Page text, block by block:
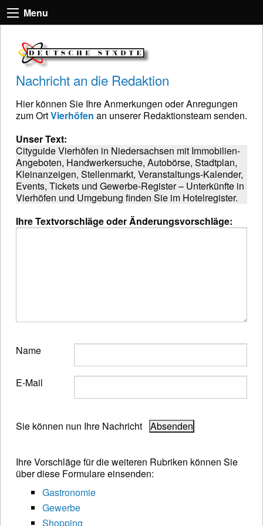
Menu
Nachricht an die Redaktion
Hier können Sie Ihre Anmerkungen oder Anregungen
zum OrtVierhöfen an unserer Redaktionsteam senden.
Unser Text:
Cityguide Vierhöfen in Niedersachsen mit Immobilien-
Angeboten, Handwerkersuche, Autobörse, Stadtplan,
Kleinanzeigen, Stellenmarkt, Veranstaltungs-Kalender,
Events, Tickets und Gewerbe-Register – Unterkünfte in
Vierhöfen und Umgebung finden Sie im Hotelregister.
Ihre Textvorschläge oder Änderungsvorschläge:
Name
E-Mail
Sie können nun Ihre Nachricht
Ihre Vorschläge für die weiteren Rubriken können Sie
über diese Formulare einsenden:
Gastronomie
Gewerbe
Shopping